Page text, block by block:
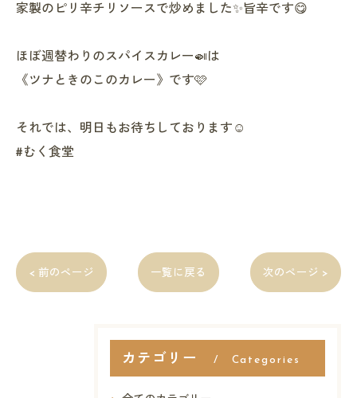
家製のピリ辛チリソースで炒めました✨旨辛です😋
ほぼ週替わりのスパイスカレー🍛は
《ツナときのこのカレー》です🩷
それでは、明日もお待ちしております☺️
#むく食堂
< 前のページ 一覧に戻る 次のページ >
カテゴリー Categories